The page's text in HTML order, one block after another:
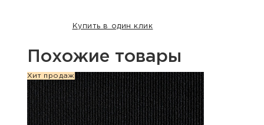
Купить в один клик
Похожие товары
Хит продаж